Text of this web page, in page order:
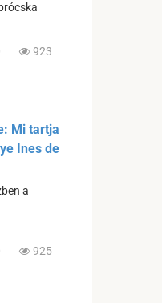
923
Mi tartja
Ines de
a
925